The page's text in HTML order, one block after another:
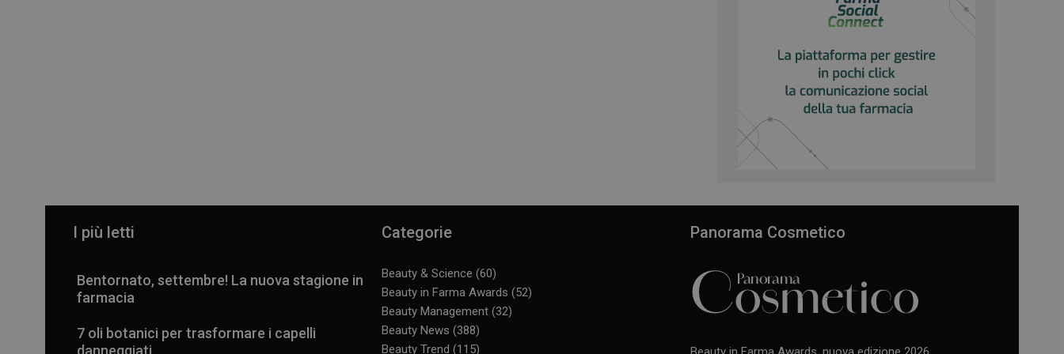
I più letti
Bentornato, settembre! La nuova stagione in
farmacia
7 oli botanici per trasformare i capelli
danneggiati
Categorie
Beauty & Science (60)
Beauty in Farma Awards (52)
Beauty Management(32)
Beauty News (388)
Beauty Trend (115)
Panorama Cosmetico